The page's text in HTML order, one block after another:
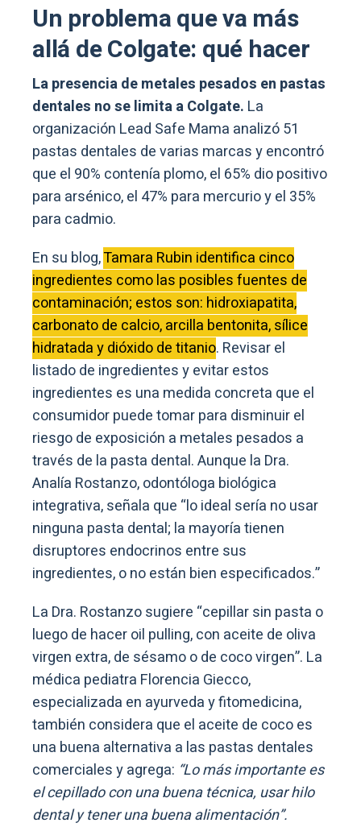
Un problema que va más
allá de Colgate: qué hacer
La presencia de metales pesados en pastas
dentales no se limita a Colgate. La
organización Lead Safe Mama analizó 51
pastas dentales de varias marcas y encontró
que el 90% contenía plomo, el 65% dio positivo
para arsénico, el 47% para mercurio y el 35%
para cadmio.
En su blog,Tamara Rubin identifica cinco
ingredientes como las posibles fuentes de
contaminación; estos son: hidroxiapatita,
carbonato de calcio, arcilla bentonita, sílice
hidratada y dióxido de titanio. Revisar el
listado de ingredientes y evitar estos
ingredientes es una medida concreta que el
consumidor puede tomar para disminuir el
riesgo de exposición a metales pesados a
través de la pasta dental. Aunque la Dra.
Analía Rostanzo, odontóloga biológica
integrativa, señala que “lo ideal sería no usar
ninguna pasta dental; la mayoría tienen
disruptores endocrinos entre sus
ingredientes, o no están bien especificados.”
La Dra. Rostanzo sugiere “cepillar sin pasta o
luego de hacer oil pulling, con aceite de oliva
virgen extra, de sésamo o de coco virgen”. La
médica pediatra Florencia Giecco,
especializada en ayurveda y fitomedicina,
también considera que el aceite de coco es
una buena alternativa a las pastas dentales
comerciales y agrega: “Lo más importante es
el cepillado con una buena técnica, usar hilo
dental y tener una buena alimentación”.